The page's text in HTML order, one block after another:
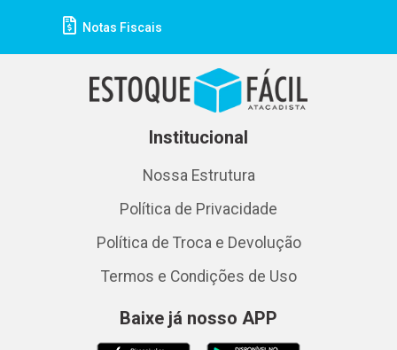
Notas Fiscais
Institucional
Nossa Estrutura
Política de Privacidade
Política de Troca e Devolução
Termos e Condições de Uso
Baixe já nosso APP